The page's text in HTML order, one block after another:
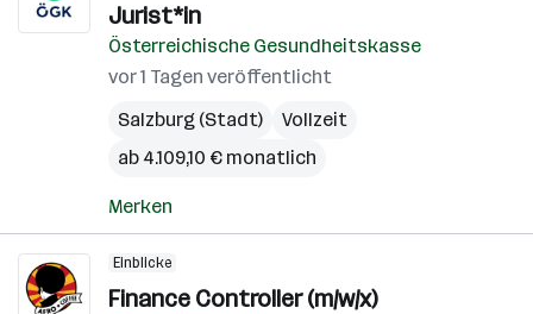
Jurist*in
Österreichische Gesundheitskasse
vor 1 Tagen veröffentlicht
Salzburg (Stadt)
Vollzeit
ab 4.109,10 € monatlich
Merken
Einblicke
Finance Controller (m/w/x)